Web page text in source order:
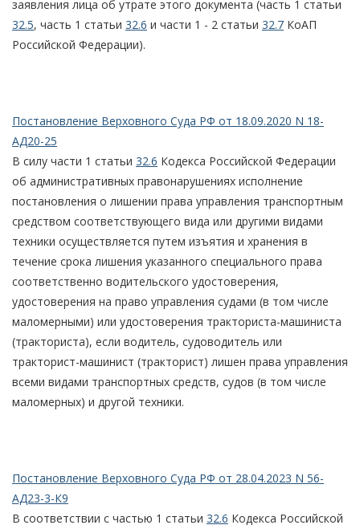
заявления лица об утрате этого документа (часть 1 статьи
32.5, часть 1 статьи 32.6 и части 1 - 2 статьи 32.7 КоАП
Российской Федерации).
Постановление Верховного Суда РФ от 18.09.2020 N 18-
АД20-25
В силу части 1 статьи 32.6 Кодекса Российской Федерации
об административных правонарушениях исполнение
постановления о лишении права управления транспортным
средством соответствующего вида или другими видами
техники осуществляется путем изъятия и хранения в
течение срока лишения указанного специального права
соответственно водительского удостоверения,
удостоверения на право управления судами (в том числе
маломерными) или удостоверения тракториста-машиниста
(тракториста), если водитель, судоводитель или
тракторист-машинист (тракторист) лишен права управления
всеми видами транспортных средств, судов (в том числе
маломерных) и другой техники.
Постановление Верховного Суда РФ от 28.04.2023 N 56-
АД23-3-К9
В соответствии с частью 1 статьи 32.6 Кодекса Российской